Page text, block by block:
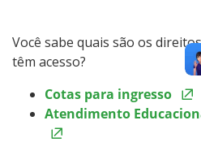
Você sabe quais são os
têm acesso?
Cotas para ingresso
Atendimento